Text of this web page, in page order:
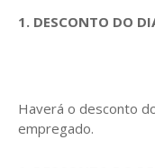
1. DESCONTO DO
Haverá o desconto
empregado.